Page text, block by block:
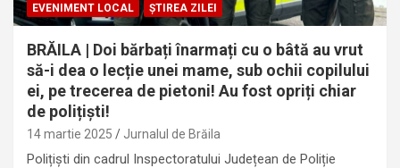
EVENIMENT LOCAL ȘTIREA ZILEI
BRĂILA | Doi bărbați înarmați cu o bâtă au vrut
să-i dea o lecție unei mame, sub ochii copilului
ei, pe trecerea de pietoni! Au fost opriți chiar
de polițiști!
14 martie 2025 Jurnalul de Brăila
Polițiști din cadrul Inspectoratului Județean de Poliție